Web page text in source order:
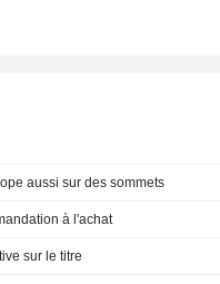
aussi sur des sommets
à l'achat
sur le titre